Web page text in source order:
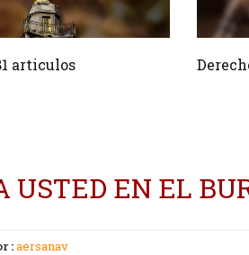
381 Articulos
articulos
USTED EN EL
:aersanav